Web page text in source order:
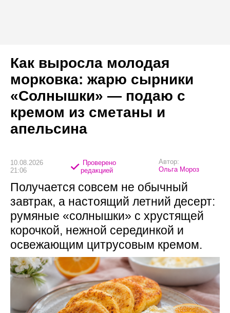
Как выросла молодая
морковка: жарю сырники
«Солнышки» — подаю с
кремом из сметаны и
апельсина
10.08.2026
21:06
Проверено
редакцией
Автор:
Ольга Мороз
Получается совсем не обычный
завтрак, а настоящий летний десерт:
румяные «солнышки» с хрустящей
корочкой, нежной серединкой и
освежающим цитрусовым кремом.